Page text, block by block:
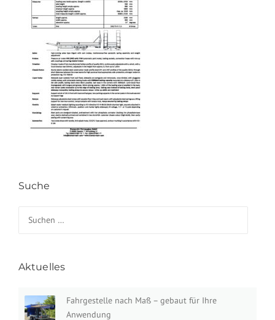
Suche
Aktuelles
Fahrgestelle nach Maß – gebaut für Ihre
Anwendung